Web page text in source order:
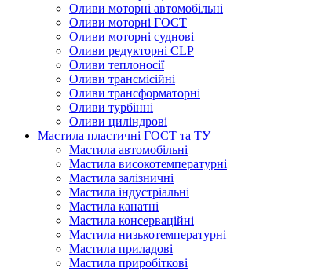
Оливи моторні автомобільні
Оливи моторні ГОСТ
Оливи моторні суднові
Оливи редукторні CLP
Оливи теплоносії
Оливи трансмісійні
Оливи трансформаторні
Оливи турбінні
Оливи циліндрові
Мастила пластичні ГОСТ та ТУ
Мастила автомобільні
Мастила високотемпературні
Мастила залізничні
Мастила індустріальні
Мастила канатні
Мастила консерваційні
Мастила низькотемпературні
Мастила приладові
Мастила приробіткові